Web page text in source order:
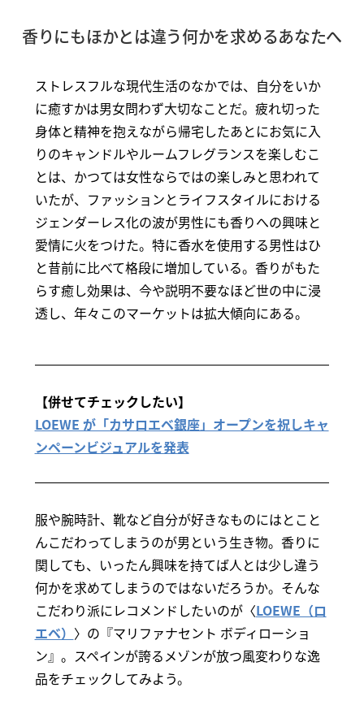
香りにもほかとは違う何かを求めるあなたへ
ストレスフルな現代生活のなかでは、自分をいか
に癒すかは男女問わず大切なことだ。疲れ切った
身体と精神を抱えながら帰宅したあとにお気に入
りのキャンドルやルームフレグランスを楽しむこ
とは、かつては女性ならではの楽しみと思われて
いたが、ファッションとライフスタイルにおける
ジェンダーレス化の波が男性にも香りへの興味と
愛情に火をつけた。特に香水を使用する男性はひ
と昔前に比べて格段に増加している。香りがもた
らす癒し効果は、今や説明不要なほど世の中に浸
透し、年々このマーケットは拡大傾向にある。
【併せてチェックしたい】
LOEWE が「カサロエベ銀座」オープンを祝しキャ
ンペーンビジュアルを発表
服や腕時計、靴など自分が好きなものにはとこと
んこだわってしまうのが男という生き物。香りに
関しても、いったん興味を持てば人とは少し違う
何かを求めてしまうのではないだろうか。そんな
こだわり派にレコメンドしたいのが〈LOEWE（ロ
エベ） 〉の『マリファナセント ボディローショ
ン』。スペインが誇るメゾンが放つ風変わりな逸
品をチェックしてみよう。